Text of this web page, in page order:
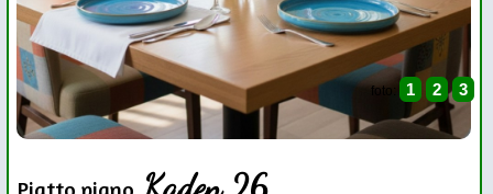
foto: 1 2 3